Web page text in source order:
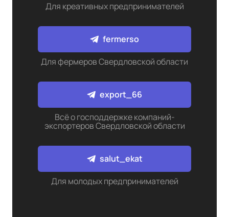
Для креативных предпринимателей
fermerso
Для фермеров Свердловской области
export_66
Всё о господдержке компаний-
экспортеров Свердловской области
salut_ekat
Для молодых предпринимателей